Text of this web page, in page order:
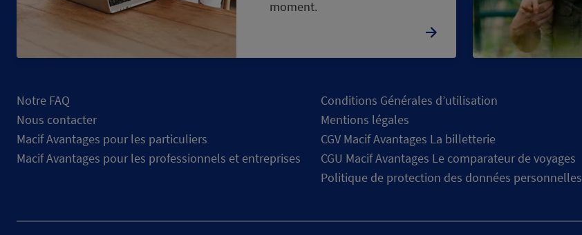
moment.
Notre FAQ
Nous contacter
Macif Avantages pour les particuliers
Macif Avantages pour les professionnels et entreprises
Conditions Générales d’utilisation
Mentions légales
CGV Macif Avantages La billetterie
CGU Macif Avantages Le comparateur de voyages
Politique de protection des données personnelles